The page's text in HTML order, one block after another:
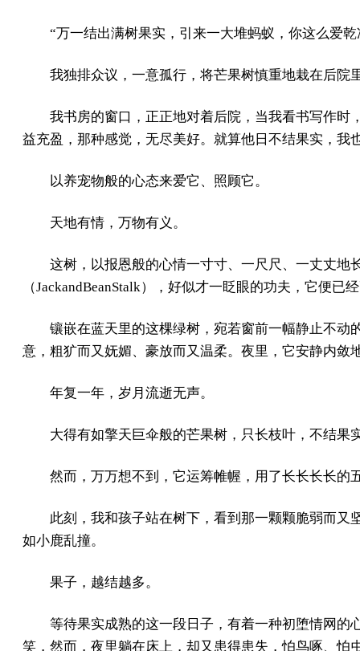
“万一结出满树果实，引来一大堆蚂蚁，你这么爱
我独排众议，一意孤行，将芒果树慎重地栽在后院
我书房的窗口，正正地对着后院，当我看书写作时
益充盈，那种感觉，无尽美好。就算他日不结果实，我
以养宠物般的心态来爱它、照顾它。
天地有情，万物有义。
这树，以报恩般的心情一寸寸、一尺尺、一丈丈地
（JackandBeanStalk），好似才一眨眼的功夫，它便已
镶嵌在蓝天里的这棵绿树，宛若窗前一幅静止不动
意，粗犷而又妩媚、豪放而又温柔。夜里，它安静内敛
年复一年，岁月流逝无声。
大得有如擎天巨伞般的芒果树，只长枝叶，不结果
然而，万万想不到，它运筹帷幄，用了长长长长的
此刻，我和孩子站在树下，看到那一颗颗脆弱而
如小鹿乱撞。
果子，越结越多。
等待果实成熟的这一段日子，有着一种初堕情网的
笑，然而，夜里躺在床上，却又患得患失，怕鸟啄、怕